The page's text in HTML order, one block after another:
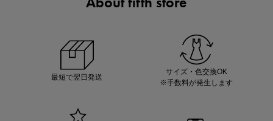
最短で翌日発送
サイズ・色交換OK
※手数料が発生します